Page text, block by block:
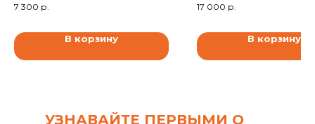
7 300 р.
В корзину
17 000 р.
В корзину
УЗНАВАЙТЕ ПЕРВЫМИ О